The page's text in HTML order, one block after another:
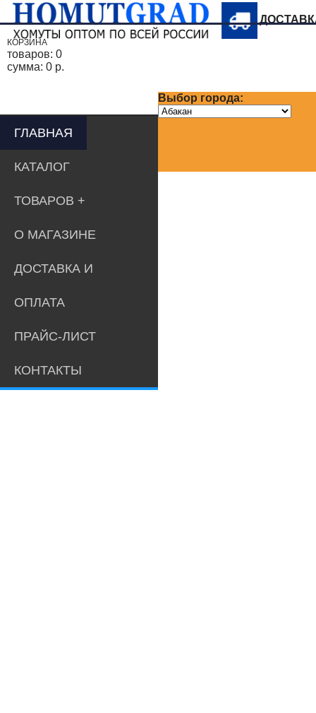
Выбор города:
КОРЗИНА
товаров: 0
сумма: 0 р.
ГЛАВНАЯ
КАТАЛОГ
ТОВАРОВ
О МАГАЗИНЕ
ДОСТАВКА И
ОПЛАТА
ПРАЙС-ЛИСТ
КОНТАКТЫ